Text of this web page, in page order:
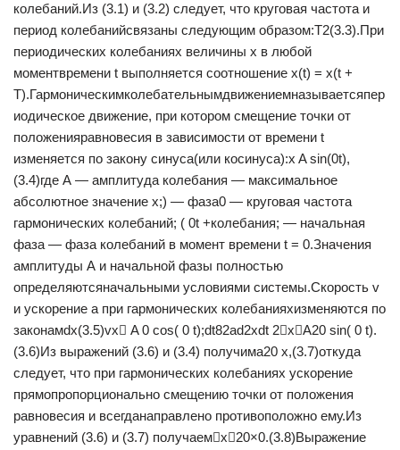
колебаний.Из (3.1) и (3.2) следует, что круговая частота и
период колебанийсвязаны следующим образом:Т2(3.3).При
периодических колебаниях величины х в любой
моментвремени t выполняется соотношение x(t) = x(t +
T).Гармоническимколебательнымдвижениемназываетсяпер
иодическое движение, при котором смещение точки от
положенияравновесия в зависимости от времени t
изменяется по закону синуса(или косинуса):x A sin(0t),
(3.4)где А — амплитуда колебания — максимальное
абсолютное значение х;) — фаза0 — круговая частота
гармонических колебаний; ( 0t +колебания; — начальная
фаза — фаза колебаний в момент времени t = 0.Значения
амплитуды А и начальной фазы полностью
определяютсяначальными условиями системы.Скорость v
и ускорение а при гармонических колебанияхизменяются по
законамdx(3.5)vx A 0 cos( 0 t);dt82ad2xdt 2xA20 sin( 0 t).
(3.6)Из выражений (3.6) и (3.4) получима20 х,(3.7)откуда
следует, что при гармонических колебаниях ускорение
прямопропорционально смещению точки от положения
равновесия и всегданаправлено противоположно ему.Из
уравнений (3.6) и (3.7) получаемx20×0.(3.8)Выражение